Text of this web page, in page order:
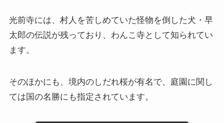
光前寺には、村人を苦しめていた怪物を倒した犬・早
太郎の伝説が残っており、わんこ寺として知られてい
ます。
そのほかにも、境内のしだれ桜が有名で、庭園に関し
ては国の名勝にも指定されています。